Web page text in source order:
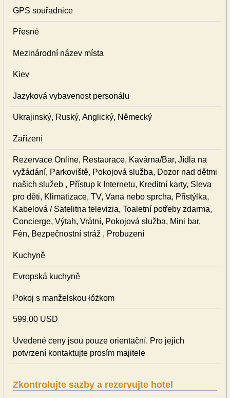
GPS souřadnice
Přesné
Mezinárodní název místa
Kiev
Jazyková vybavenost personálu
Ukrajinský, Ruský, Anglický, Německý
Zařízení
Rezervace Online, Restaurace, Kavárna/Bar, Jídla na
vyžádání, Parkoviště, Pokojová služba, Dozor nad dětmi
našich služeb , Přístup k Internetu, Kreditní karty, Sleva
pro děti, Klimatizace, TV, Vana nebo sprcha, Přistýlka,
Kabelová / Satelitna televizia, Toaletní potřeby zdarma,
Concierge, Výtah, Vrátní, Pokojová služba, Mini bar,
Fén, Bezpečnostní stráž , Probuzení
Kuchyně
Evropská kuchyně
Pokoj s manželskou łóżkom
599,00 USD
Uvedené ceny jsou pouze orientační. Pro jejich
potvrzení kontaktujte prosím majitele
Zkontrolujte sazby a rezervujte hotel